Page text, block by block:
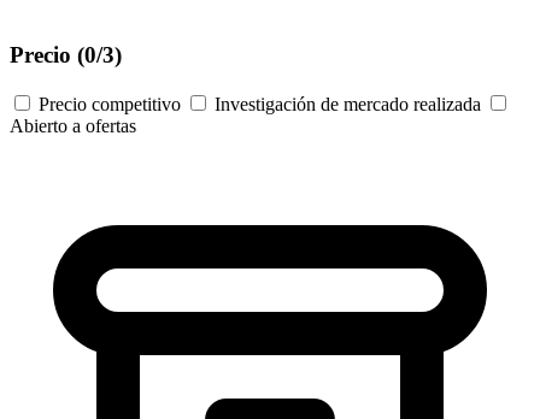
Precio (0/3)
Precio competitivo
Investigación de mercado realizada
Abierto a ofertas